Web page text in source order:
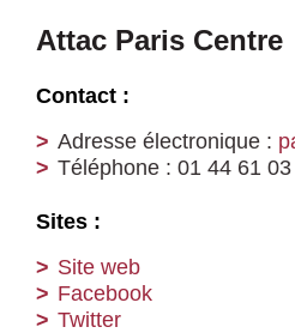
Nos idées
Se mobiliser
Publications
Actus et médias
Boutique
Attac Paris Centre
Contact :
Adresse électronique :
Téléphone : 01 44 61
Sites :
Site web
Facebook
Twitter